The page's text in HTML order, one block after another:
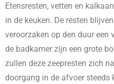
Etensresten, vetten en
in de keuken. De resten
veroorzaken op den duur een
de badkamer zijn een grote
zullen deze zeepresten zich
doorgang in de afvoer steeds